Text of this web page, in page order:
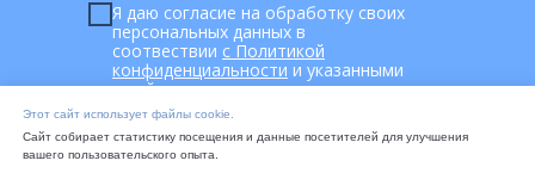
Я даю согласие на обработку своих
персональных данных в
соотвествии с Политикой
конфиденциальности и указанными
в ней уловиями.
ОТПРАВИТЬ
Этот сайт использует файлы cookie.
Сайт собирает статистику посещения и данные посетителей для улучшения
вашего пользовательского опыта.